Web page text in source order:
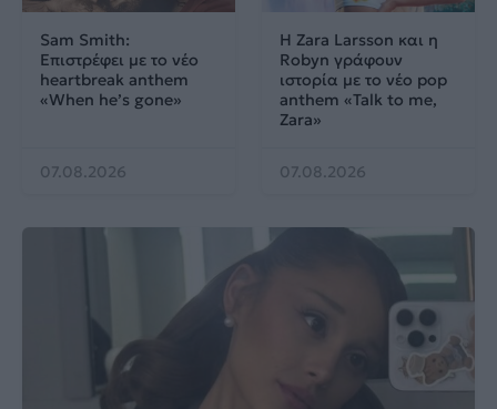
Sam Smith:
Επιστρέφει με το νέο
heartbreak anthem
«When he’s gone»
07.08.2026
Η Zara Larsson και η
Robyn γράφουν
ιστορία με το νέο pop
anthem «Talk to me,
Zara»
07.08.2026